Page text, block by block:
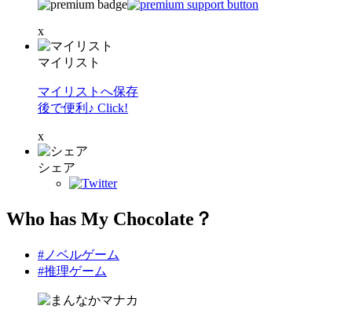
x
マイリスト
マイリストへ保存
後で便利♪ Click!
x
シェア
Who has My Chocolate？
#ノベルゲーム
#推理ゲーム